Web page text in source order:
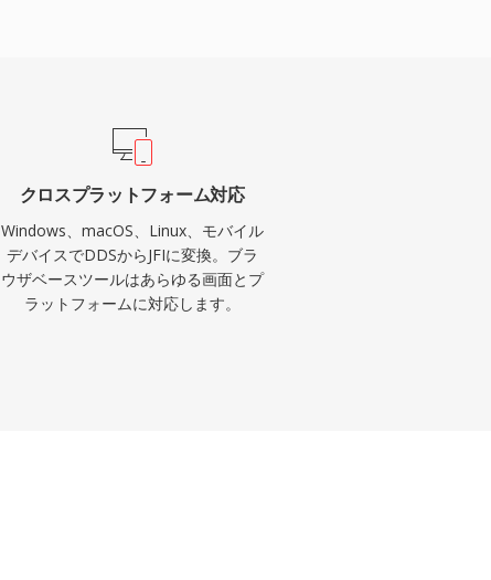
クロスプラットフォーム対応
Windows、macOS、Linux、モバイル
デバイスでDDSからJFIに変換。ブラ
ウザベースツールはあらゆる画面とプ
ラットフォームに対応します。